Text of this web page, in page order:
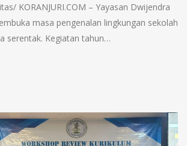
KORANJURI.COM – Yayasan Dwijendra
masa pengenalan lingkungan sekolah
serentak. Kegiatan tahun…